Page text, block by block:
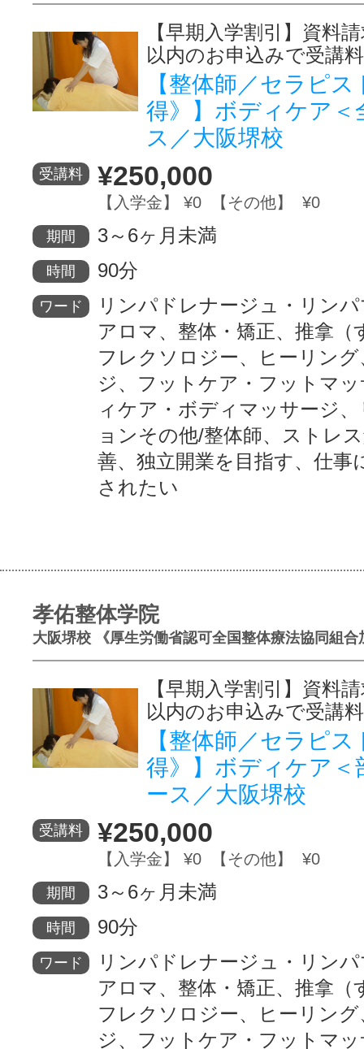
【早期入学割引】資料
以内のお申込みで受講
【整体師／セラピ
得》】ボディケア＜
ス／大阪堺校
受講料 ¥250,000
【入学金】 ¥0 【その他】 ¥0
期間 3～6ヶ月未満
時間 90分
ワード
リンパドレナージュ・リン
アロマ、整体・矯正、推拿（
フレクソロジー、ヒーリン
ジ、フットケア・フットマ
ィケア・ボディマッサージ
ョンその他/整体師、ストレ
善、独立開業を目指す、仕事
されたい
孝佑整体学院
大阪堺校 《厚生労働省認可全国整体療法協同組合
【早期入学割引】資料
以内のお申込みで受講
【整体師／セラピ
得》】ボディケア＜
ース／大阪堺校
受講料 ¥250,000
【入学金】 ¥0 【その他】 ¥0
期間 3～6ヶ月未満
時間 90分
ワード
リンパドレナージュ・リン
アロマ、整体・矯正、推拿（
フレクソロジー、ヒーリン
ジ、フットケア・フットマ